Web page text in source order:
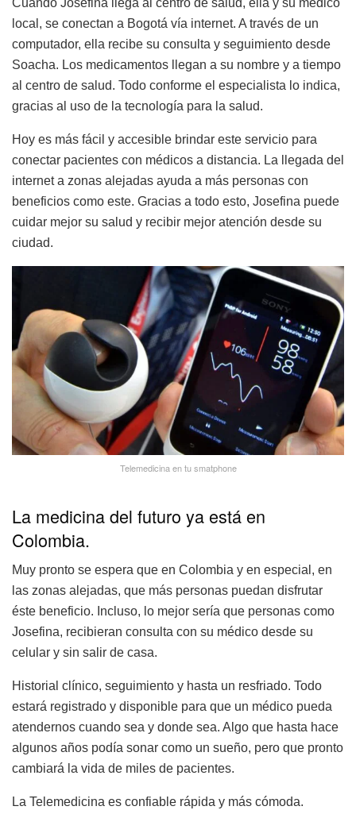
Cuando Josefina llega al centro de salud, ella y su médico
local, se conectan a Bogotá vía internet. A través de un
computador, ella recibe su consulta y seguimiento desde
Soacha. Los medicamentos llegan a su nombre y a tiempo
al centro de salud. Todo conforme el especialista lo indica,
gracias al uso de la tecnología para la salud.
Hoy es más fácil y accesible brindar este servicio para
conectar pacientes con médicos a distancia. La llegada del
internet a zonas alejadas ayuda a más personas con
beneficios como este. Gracias a todo esto, Josefina puede
cuidar mejor su salud y recibir mejor atención desde su
ciudad.
Telemedicina en tu smatphone
La medicina del futuro ya está en
Colombia.
Muy pronto se espera que en Colombia y en especial, en
las zonas alejadas, que más personas puedan disfrutar
éste beneficio. Incluso, lo mejor sería que personas como
Josefina, recibieran consulta con su médico desde su
celular y sin salir de casa.
Historial clínico, seguimiento y hasta un resfriado. Todo
estará registrado y disponible para que un médico pueda
atendernos cuando sea y donde sea. Algo que hasta hace
algunos años podía sonar como un sueño, pero que pronto
cambiará la vida de miles de pacientes.
La Telemedicina es confiable rápida y más cómoda.